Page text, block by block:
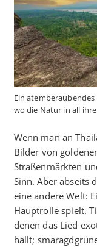
Ein
wo die Natur in all
Wenn man an
Bilder von
Straßenmärkten
Sinn. Aber abseits
eine andere Welt:
Hauptrolle spielt.
denen das Lied
hallt;